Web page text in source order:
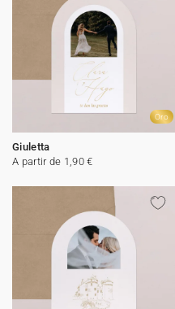
Oro
Giuletta
A partir de 1,90 €